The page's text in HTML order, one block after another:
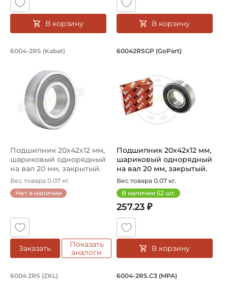
Цилиндрическое
Вид уплотнения:
Смазка:
Смазка на весь срок службы
Страна происхождения:
В корзину В корзину
Подшипник 20х42х12 мм, шариковый
6004-2RS (Kabat)
Подшипник 20х42х12 мм,
шариковый однорядный
на вал 20 мм, закрытый.
Арт...
Вес товара 0.07 кг.
Нет в наличии
Заказать
Показать
аналоги
Подшипник
60042RSGP (GoPart)
Подшипник 20х42х12 мм,
шариковый однорядный
на вал 20 мм, закрытый.
Арт...
Вес товара 0.07 кг.
В наличии 52 шт.
257.23 ₽
В корзину
Подшипник 20х42х12 мм, шариковый
6004 2RS (ZKL) Подшипник
6004-2RS.C3 (MPA)